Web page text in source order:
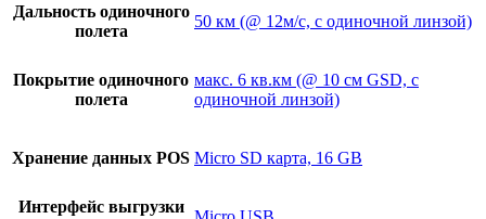
Дальность одиночного
полета
50 км (@ 12м/с, с одиночной линзой)
Покрытие одиночного
полета
макс. 6 кв.км (@ 10 см GSD, с
одиночной линзой)
Хранение данных POS Micro SD карта, 16 GB
Интерфейс выгрузки